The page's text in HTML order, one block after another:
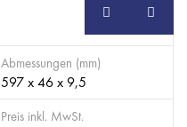
SB
Abmessungen (mm)
597 x 46 x 9,5
Preis inkl. MwSt.